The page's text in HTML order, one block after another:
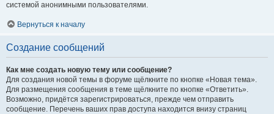
системой анонимными пользователями.
Вернуться к началу
Создание сообщений
Как мне создать новую тему или сообщение?
Для создания новой темы в форуме щёлкните по кнопке «Новая тема».
Для размещения сообщения в теме щёлкните по кнопке «Ответить».
Возможно, придётся зарегистрироваться, прежде чем отправить
сообщение. Перечень ваших прав доступа находится внизу страниц